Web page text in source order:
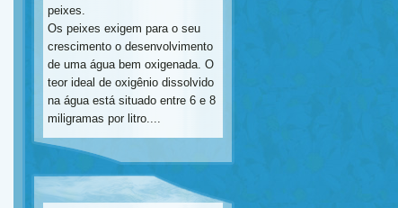
peixes.
Os peixes exigem para o seu
crescimento o desenvolvimento
de uma água bem oxigenada. O
teor ideal de oxigênio dissolvido
na água está situado entre 6 e 8
miligramas por litro....